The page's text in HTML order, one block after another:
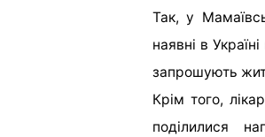
Так, у
наявні в
запрошують
Крім того,
поділилися